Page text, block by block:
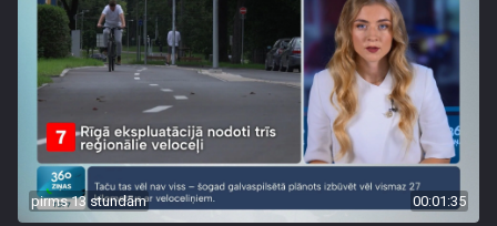
pirms 13 stundām 00:01:35